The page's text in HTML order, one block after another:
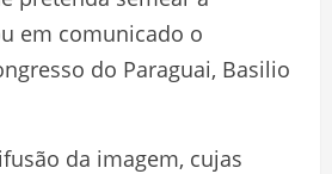
em comunicado o
do Paraguai, Basilio
da imagem, cujas